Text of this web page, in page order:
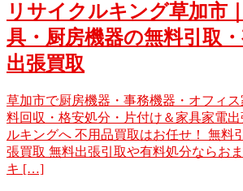
リサイクルキング草加市
具・厨房機器の無料引取・
出張買取
草加市で厨房機器・事務機器・オフィ
料回収・格安処分・片付け＆家具家電
ルキングへ 不用品買取はお任せ！ 無料
張買取 無料出張引取や有料処分ならお
キ […]